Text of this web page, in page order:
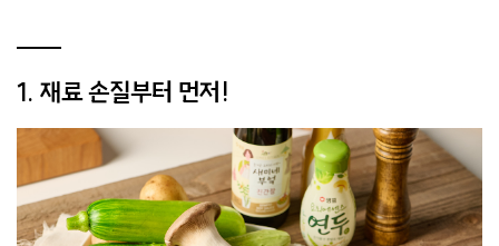
1. 재료 손질부터 먼저!